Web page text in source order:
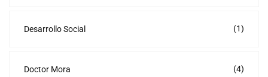
Desarrollo Social (1)
Doctor Mora (4)